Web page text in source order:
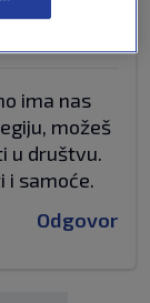
ima nas
možeš
u društvu.
i samoće.
Odgovor